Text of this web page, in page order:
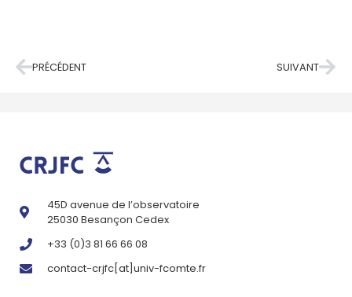
PRÉCÉDENT SUIVANT
45D avenue de l’observatoire
25030 Besançon Cedex
+33 (0)3 81 66 66 08
contact-crjfc[at]univ-fcomte.fr